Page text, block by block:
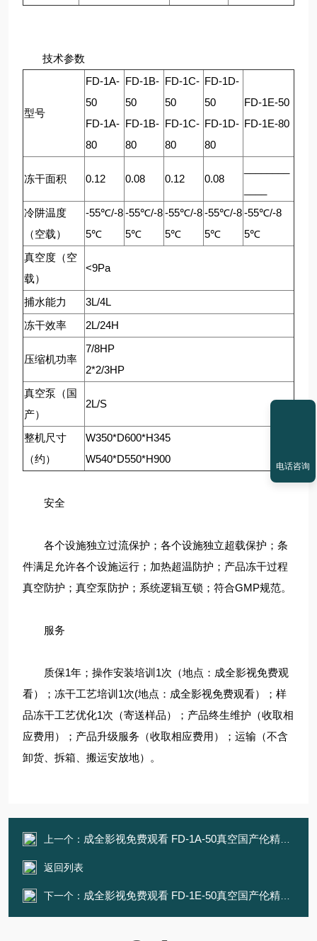
技术参数
型号
FD-1A-
50
FD-1A-
80
FD-1B-
50
FD-1B-
80
FD-1C-
50
FD-1C-
80
FD-1D-
50
FD-1D-
80
FD-1E-50
FD-1E-80
冻干面积 0.12 0.08 0.12 0.08
冷阱温度
（空载）
-55℃/-8
5℃
-55℃/-8
5℃
-55℃/-8
5℃
-55℃/-8
5℃
-55℃/-8
5℃
真空度（空
载）
<9Pa
捕水能力
3L/4L
冻干效率
2L/24H
压缩机功率
7/8HP
2*2/3HP
真空泵（国
产）
2L/S
整机尺寸
（约）
W350*D600*H345
W540*D550*H900
安全
各个设施独立过流保护；各个设施独立超载保护；条
件满足允许各个设施运行；加热超温防护；产品冻干过程
真空防护；真空泵防护；系统逻辑互锁；符合GMP规范。
服务
质保1年；操作安装培训1次（地点：成全影视免费观
看）；冻干工艺培训1次(地点：成全影视免费观看）；样
品冻干工艺优化1次（寄送样品）；产品终生维护（收取相
应费用）；产品升级服务（收取相应费用）；运输（不含
卸货、拆箱、搬运安放地）。
上一个： 成全影视免费观看 FD-1A-50真空国产伦精品一区二区三区妓女
返回列表
下一个： 成全影视免费观看 FD-1E-50真空国产伦精品一区二区三区妓女
电话咨询